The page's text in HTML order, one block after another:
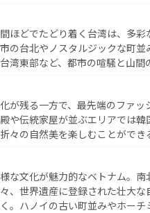
ものであふれている。アクティ
など、アウトドア好きにはた
に味わいつくそう。 なお、新着のオーストラ
ほどでたどり着く台湾は、多
の台北やノスタルジックな町
湾東部など、都市の喧騒と山
ルシーで美容にもいいと評判の
新着の台湾情報はコンテンツ一覧
が残る一方で、最先端のファッ
や伝統家屋が並ぶエリアでは
々の自然美を楽しむことがで
かいホスピタリティに包まれな
てみてほしい。 なお、新着の韓国情報はコンテ
な文化が魅力的なベトナム。
、世界遺産に登録された壮大
。ハノイの古い町並みやホー